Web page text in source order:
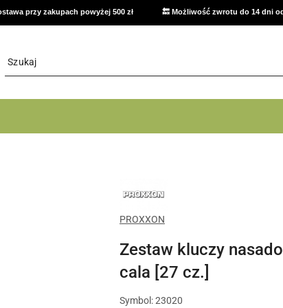
przy zakupach powyżej 500 zł 🔙 Możliwość zwrotu do 14 dni
PROXXON
SERWISU
PRECYZYJNEJ
OBRÓBKI
PROXXON
Zestaw kluczy
cala [27 cz.]
Symbol:23020